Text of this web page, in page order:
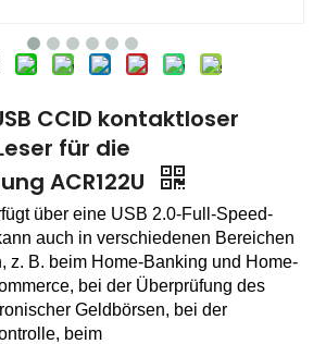
CCID kontaktloser
für die
ACR122U
über eine USB 2.0-Full-Speed-
auch in verschiedenen Bereichen
z. B. beim Home-Banking und Home-
bei der Überprüfung des
Geldbörsen, bei der
beim